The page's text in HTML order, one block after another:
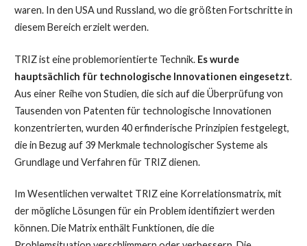
waren. In den USA und Russland, wo die größten Fortschritte in
diesem Bereich erzielt werden.
TRIZ ist eine problemorientierte Technik. Es wurde
hauptsächlich für technologische Innovationen eingesetzt.
Aus einer Reihe von Studien, die sich auf die Überprüfung von
Tausenden von Patenten für technologische Innovationen
konzentrierten, wurden 40 erfinderische Prinzipien festgelegt,
die in Bezug auf 39 Merkmale technologischer Systeme als
Grundlage und Verfahren für TRIZ dienen.
Im Wesentlichen verwaltet TRIZ eine Korrelationsmatrix, mit
der mögliche Lösungen für ein Problem identifiziert werden
können. Die Matrix enthält Funktionen, die die